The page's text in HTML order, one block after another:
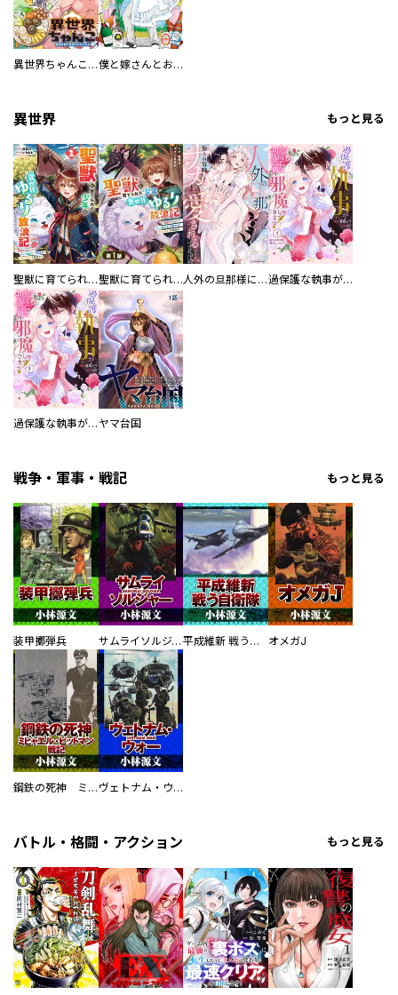
異世界ちゃんこ～横綱目前に召喚されたんだが～ 【連載版】 僕と嫁さんとお酒の関係
異世界 もっと見る
聖獣に育てられた少年の異世界ゆるり放浪記～神様からもらったチート魔法で、仲間たちとスローライフを満喫中～ 聖獣に育てられた少年の異世界ゆるり放浪記～神様からもらったチート魔法で、仲間たちとスローライフを満喫中～【分冊版】 人外の旦那様に娶られ毎晩ナカまで愛される…。アンソロジー 過保護な執事が私の婚活を邪魔してきます！ 分冊版
過保護な執事が私の婚活を邪魔してきます！ ヤマ台国
戦争・軍事・戦記 もっと見る
装甲擲弾兵 サムライソルジャー SAMURAI SOLDIER 平成維新 戦う自衛隊 オメガJ
鋼鉄の死神 ミヒャエル・ビットマン戦記 ヴェトナム・ウォー VIETNAM WAR
バトル・格闘・アクション もっと見る